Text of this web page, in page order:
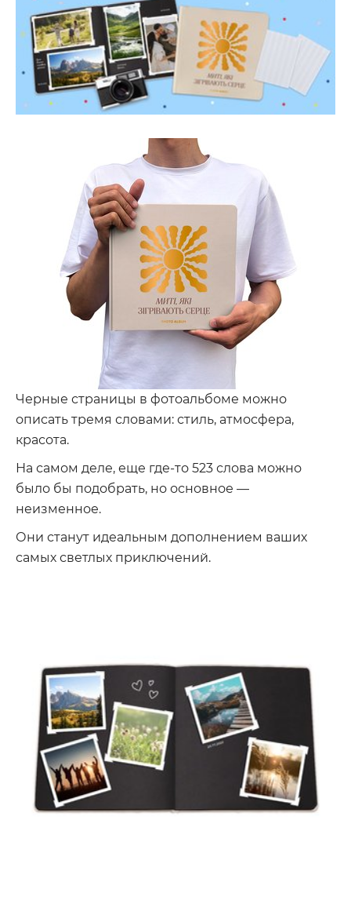
Черные страницы в фотоальбоме можно
описать тремя словами: стиль, атмосфера,
красота.
На самом деле, еще где-то 523 слова можно
было бы подобрать, но основное —
неизменное.
Они станут идеальным дополнением ваших
самых светлых приключений.